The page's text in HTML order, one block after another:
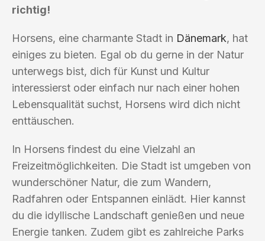
richtig!
Horsens, eine charmante Stadt in Dänemark, hat
einiges zu bieten. Egal ob du gerne in der Natur
unterwegs bist, dich für Kunst und Kultur
interessierst oder einfach nur nach einer hohen
Lebensqualität suchst, Horsens wird dich nicht
enttäuschen.
In Horsens findest du eine Vielzahl an
Freizeitmöglichkeiten. Die Stadt ist umgeben von
wunderschöner Natur, die zum Wandern,
Radfahren oder Entspannen einlädt. Hier kannst
du die idyllische Landschaft genießen und neue
Energie tanken. Zudem gibt es zahlreiche Parks